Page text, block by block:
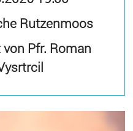
Rutzenmoos
Pfr. Roman